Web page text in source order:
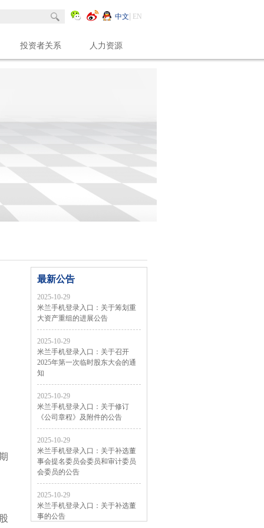
中文 EN
投资者关系 人力资源
最新公告
2025-10-29
米兰手机登录入口：关于筹划重
大资产重组的进展公告
2025-10-29
米兰手机登录入口：关于召开
2025年第一次临时股东大会的通
知
2025-10-29
米兰手机登录入口：关于修订
《公司章程》及附件的公告
2025-10-29
米兰手机登录入口：关于补选董
事会提名委员会委员和审计委员
会委员的公告
2025-10-29
米兰手机登录入口：关于补选董
事的公告